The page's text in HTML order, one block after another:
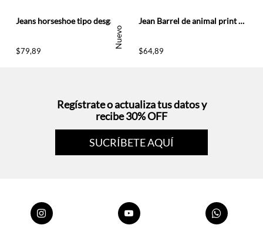
Nuevo
$79,89
Jean Barrel de animal print para mujer
$64,89
Regístrate o actualiza tus datos y
recibe 30% OFF
SUCRÍBETE AQUÍ